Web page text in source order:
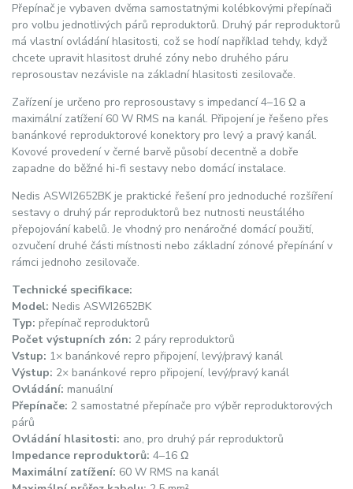
Přepínač je vybaven dvěma samostatnými kolébkovými přepínači
pro volbu jednotlivých párů reproduktorů. Druhý pár reproduktorů
má vlastní ovládání hlasitosti, což se hodí například tehdy, když
chcete upravit hlasitost druhé zóny nebo druhého páru
reprosoustav nezávisle na základní hlasitosti zesilovače.
Zařízení je určeno pro reprosoustavy s impedancí 4–16 Ω a
maximální zatížení 60 W RMS na kanál. Připojení je řešeno přes
banánkové reproduktorové konektory pro levý a pravý kanál.
Kovové provedení v černé barvě působí decentně a dobře
zapadne do běžné hi-fi sestavy nebo domácí instalace.
Nedis ASWI2652BK je praktické řešení pro jednoduché rozšíření
sestavy o druhý pár reproduktorů bez nutnosti neustálého
přepojování kabelů. Je vhodný pro nenáročné domácí použití,
ozvučení druhé části místnosti nebo základní zónové přepínání v
rámci jednoho zesilovače.
Technické specifikace:
Model: Nedis ASWI2652BK
Typ: přepínač reproduktorů
Počet výstupních zón: 2 páry reproduktorů
Vstup: 1× banánkové repro připojení, levý/pravý kanál
Výstup: 2× banánkové repro připojení, levý/pravý kanál
Ovládání: manuální
Přepínače: 2 samostatné přepínače pro výběr reproduktorových
párů
Ovládání hlasitosti: ano, pro druhý pár reproduktorů
Impedance reproduktorů: 4–16 Ω
Maximální zatížení: 60 W RMS na kanál